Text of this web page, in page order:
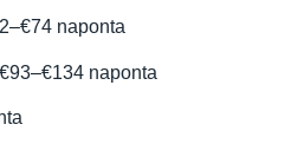
naponta
naponta